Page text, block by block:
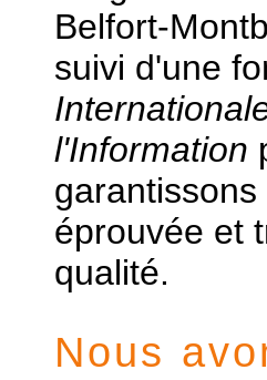
Belfort-
suivi d'une
l'Information
éprouvée et
qualité.
Nous